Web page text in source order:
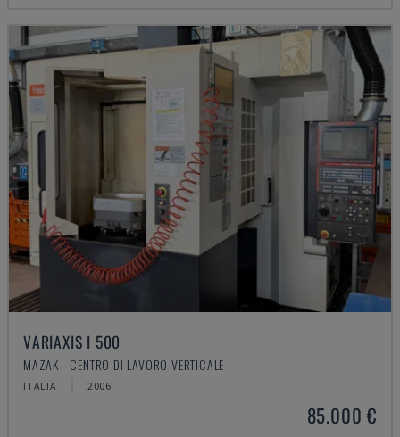
VARIAXIS I 500
MAZAK - CENTRO DI LAVORO VERTICALE
ITALIA 2006
85.000 €